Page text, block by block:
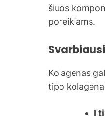
šiuos
poreikiams.
Kolagenas
tipo
I